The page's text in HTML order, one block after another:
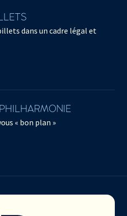
dans un cadre légal et
« bon plan »